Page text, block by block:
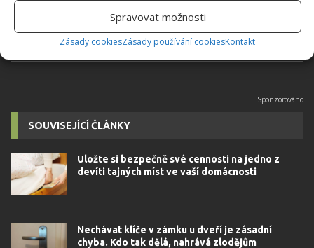
Spravovat možnosti
Zásady cookiesZásady používání cookiesKontakt
možné najít v j... [Více o autorovi]
SOUVISEJÍCÍ ČLÁNKY
Uložte si bezpečně své cennosti na jedno z
devíti tajných míst ve vaší domácnosti
Nechávat klíče v zámku u dveří je zásadní
chyba. Kdo tak dělá, nahrává zlodějům